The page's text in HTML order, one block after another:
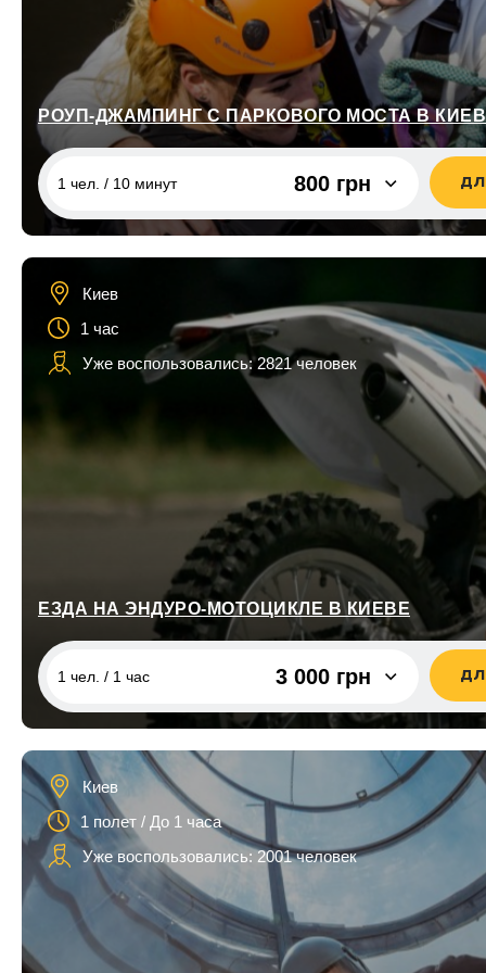
Тернополь
Ужгород
Харьков
Черкассы
Чернигов
Для семьи
Для друзей
Для детей
для сына
для дочки
для кумы
для кума
РОУП-ДЖАМПИНГ С ПАРКОВОГО МОСТА В
1 чел. / 10 минут 800 грн
2 чел. / 10 минут
Киев
1 час
Уже воспользовались: 2821 человек
ЕЗДА НА ЭНДУРО-МОТОЦИКЛЕ В КИЕВЕ
1 чел. / 1 час 3 000 грн
1 чел. / 2 часа 4 000 грн
Киев
1 полет / До 1 часа
Уже воспользовались: 2001 человек